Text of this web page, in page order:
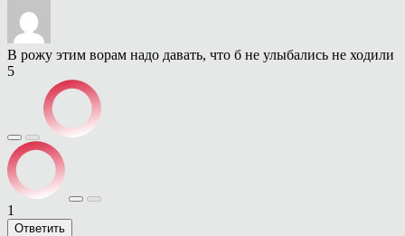
В рожу этим ворам надо давать, что б не улыбались не ходили
5
1
Ответить